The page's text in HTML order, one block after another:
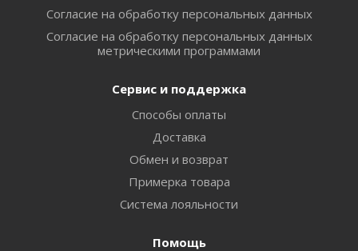
Согласие на обработку персональных данных
Согласие на обработку персональных данных
метрическими программами
Сервис и поддержка
Способы оплаты
Доставка
Обмен и возврат
Примерка товара
Система лояльности
Помощь